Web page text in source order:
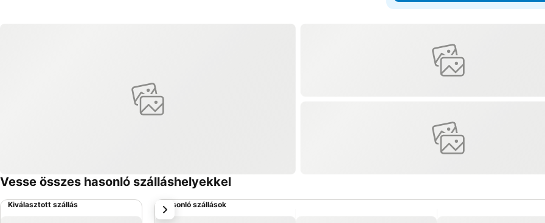
Vesse összes hasonló szálláshelyekkel
Kiválasztott szállás Hasonló szállások
következő